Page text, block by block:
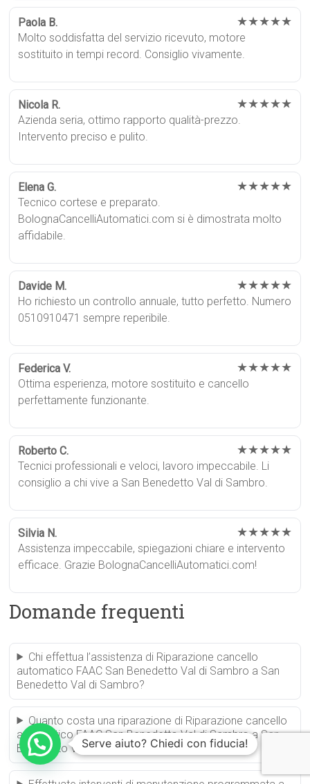
Paola B. ★★★★★
Molto soddisfatta del servizio ricevuto, motore
sostituito in tempi record. Consiglio vivamente.
Nicola R. ★★★★★
Azienda seria, ottimo rapporto qualità-prezzo.
Intervento preciso e pulito.
Elena G. ★★★★★
Tecnico cortese e preparato.
BolognaCancelliAutomatici.com si è dimostrata molto
affidabile.
Davide M. ★★★★★
Ho richiesto un controllo annuale, tutto perfetto. Numero
0510910471 sempre reperibile.
Federica V. ★★★★★
Ottima esperienza, motore sostituito e cancello
perfettamente funzionante.
Roberto C. ★★★★★
Tecnici professionali e veloci, lavoro impeccabile. Li
consiglio a chi vive a San Benedetto Val di Sambro.
Silvia N. ★★★★★
Assistenza impeccabile, spiegazioni chiare e intervento
efficace. Grazie BolognaCancelliAutomatici.com!
Domande frequenti
Chi effettua l’assistenza di Riparazione cancello
automatico FAAC San Benedetto Val di Sambro a San
Benedetto Val di Sambro?
Quanto costa una riparazione di Riparazione cancello
automatico FAAC San Benedetto Val di Sambro a San
Benedetto Val di Sambro?Serve aiuto? Chiedi con fiducia!